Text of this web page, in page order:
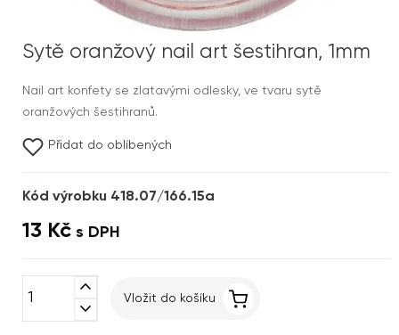
Sytě oranžový nail art šestihran, 1mm
Nail art konfety se zlatavými odlesky, ve tvaru sytě
oranžových šestihranů.
Přidat do oblíbených
Kód výrobku 418.07/166.15a
13 Kč s DPH
expand_less
expand_more
Vložit do košíku